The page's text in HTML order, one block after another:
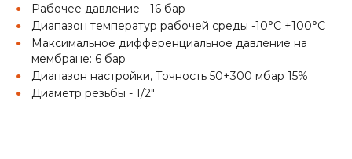
Рабочее давление - 16 бар
Диапазон температур рабочей среды -10°С +100°С
Максимальное дифференциальное давление на
мембране: 6 бар
Диапазон настройки, Точность 50+300 мбар 15%
Диаметр резьбы - 1/2"